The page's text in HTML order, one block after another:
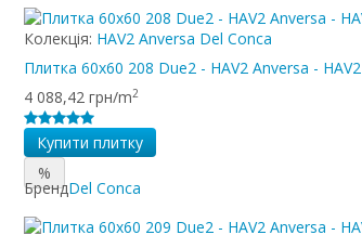
Колекція: HAV2 Anversa Del Conca
Плитка 60x60 208 Due2 - HAV2 Anversa - HAV2
4 088,42 грн/m2
Купити плитку
%
БрендDel Conca